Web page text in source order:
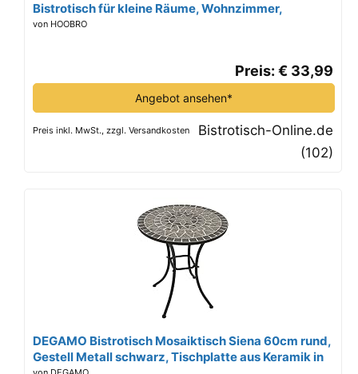
Bistrotisch für kleine Räume, Wohnzimmer,
Schlafzimmer, Schwarz EBB168BZ01
von HOOBRO
Preis: € 33,99
Angebot ansehen*
Preis inkl. MwSt., zzgl. Versandkosten
Bistrotisch-Online.de
(102)
DEGAMO Bistrotisch Mosaiktisch Siena 60cm rund,
Gestell Metall schwarz, Tischplatte aus Keramik in